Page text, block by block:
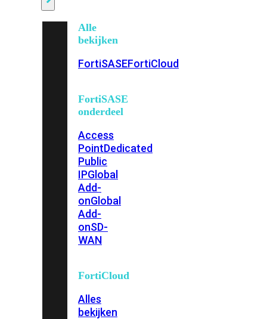
Alle
bekijken
FortiSASEFortiCloud
FortiSASE
onderdeel
Access
PointDedicated
Public
IPGlobal
Add-
onGlobal
Add-
onSD-
WAN
FortiCloud
Alles
bekijken